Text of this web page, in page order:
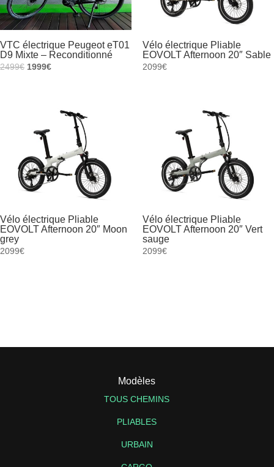
VTC électrique Peugeot eT01
D9 Mixte – Reconditionné
2499€ Le
1999€Le
est :
1999€.
Vélo électrique Pliable
EOVOLT Afternoon 20″ Sable
2099€
Vélo électrique Pliable
EOVOLT Afternoon 20″ Moon
grey
2099€
Vélo électrique Pliable
EOVOLT Afternoon 20″ Vert
sauge
2099€
Modèles
TOUS CHEMINS
PLIABLES
URBAIN